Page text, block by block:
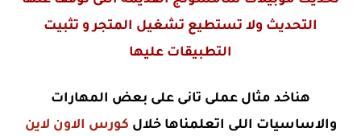
التحديث ولا تستطيع تشغيل المتجر و تثبيت
التطبيقات عليها
هناخد مثال عملى تانى على بعض المهارات
والاساسيات اللى اتعلمناها خلال كورس الاون لاين